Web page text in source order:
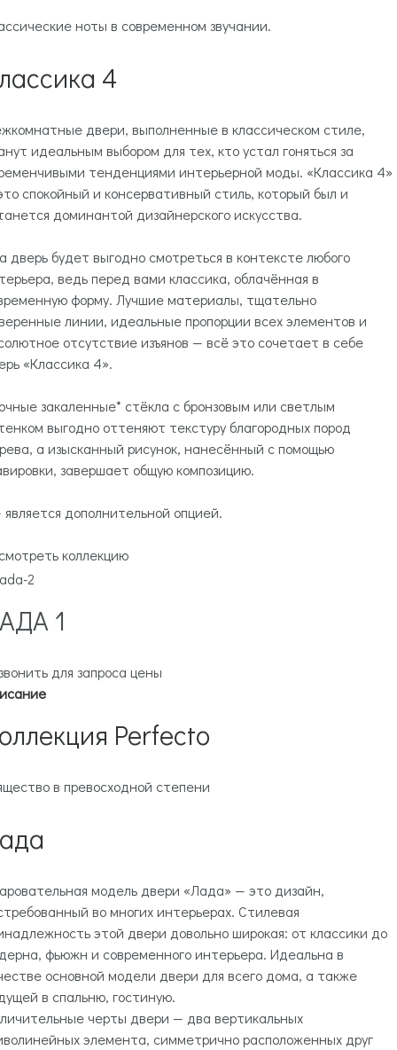
ноты в современном звучании.
4
двери, выполненные в классическом стиле,
идеальным выбором для тех, кто устал гоняться за
тенденциями интерьерной моды. «Классика 4»
спокойный и консервативный стиль, который был и
доминантой дизайнерского искусства.
дверь будет выгодно смотреться в контексте любого
ведь перед вами классика, облачённая в
форму. Лучшие материалы, тщательно
линии, идеальные пропорции всех элементов и
отсутствие изъянов — всё это сочетает в себе
«Классика 4».
закаленные* стёкла с бронзовым или светлым
выгодно оттеняют текстуру благородных пород
а изысканный рисунок, нанесённый с помощью
завершает общую композицию.
дополнительной опцией.
коллекцию
1
для запроса цены
Perfecto
в превосходной степени
модель двери «Лада» — это дизайн,
во многих интерьерах. Стилевая
этой двери довольно широкая: от классики до
фьюжн и современного интерьера. Идеальна в
основной модели двери для всего дома, а также
в спальню, гостиную.
черты двери — два вертикальных
элемента, симметрично расположенных друг